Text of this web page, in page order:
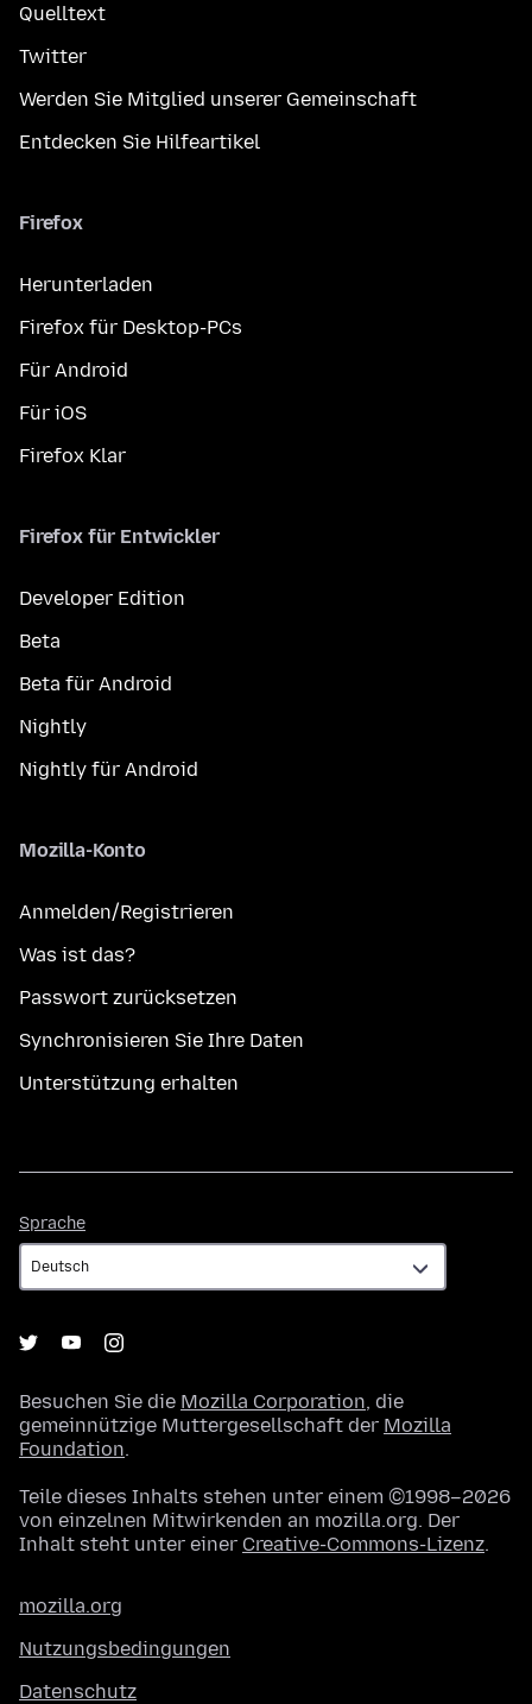
Quelltext
Twitter
Werden Sie Mitglied unserer Gemeinschaft
Entdecken Sie Hilfeartikel
Firefox
Herunterladen
Firefox für Desktop-PCs
Für Android
Für iOS
Firefox Klar
Firefox für Entwickler
Developer Edition
Beta
Beta für Android
Nightly
Nightly für Android
Mozilla-Konto
Anmelden/Registrieren
Was ist das?
Passwort zurücksetzen
Synchronisieren Sie Ihre Daten
Unterstützung erhalten
Sprache
Besuchen Sie die Mozilla Corporation, die
gemeinnützige Muttergesellschaft der Mozilla
Foundation.
Teile dieses Inhalts stehen unter einem ©1998–2026
von einzelnen Mitwirkenden an mozilla.org. Der
Inhalt steht unter einer Creative-Commons-Lizenz.
mozilla.org
Nutzungsbedingungen
Datenschutz